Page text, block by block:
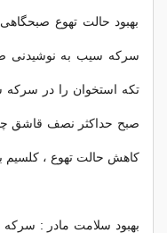
بهبود حالت تهوع
سرکه سیب به نوشیدنی
تکه استخوان را در سرکه
صبح حداکثر نصف قاشق
کاهش حالت تهوع ، کلسیم
بهبود سلامت مادر :